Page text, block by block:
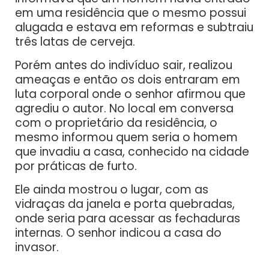
em uma residência que o mesmo possui
alugada e estava em reformas e subtraiu
três latas de cerveja.
Porém antes do indivíduo sair, realizou
ameaças e então os dois entraram em
luta corporal onde o senhor afirmou que
agrediu o autor. No local em conversa
com o proprietário da residência, o
mesmo informou quem seria o homem
que invadiu a casa, conhecido na cidade
por práticas de furto.
Ele ainda mostrou o lugar, com as
vidraças da janela e porta quebradas,
onde seria para acessar as fechaduras
internas. O senhor indicou a casa do
invasor.